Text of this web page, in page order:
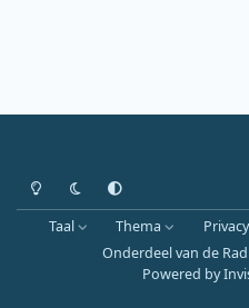
Heldere modus
Donkere modus
Systeemvoorkeur
Taal Thema
Onderdeel van de
Powered by